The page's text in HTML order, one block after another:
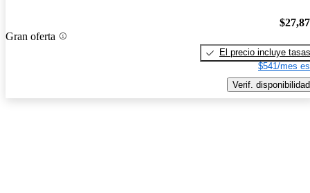
Gran oferta
El precio incluye tasas
$541/mes
Verif. disponibilidad